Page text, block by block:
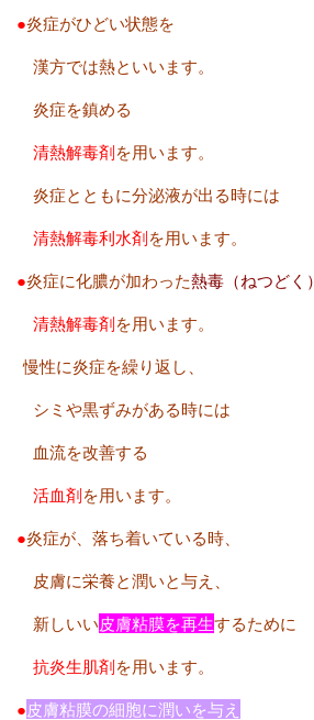
●炎症がひどい状態を
漢方では熱といいます。
炎症を鎮める
清熱解毒剤を用います。
炎症とともに分泌液が出る時には
清熱解毒利水剤を用います。
●炎症に化膿が加わった熱毒（ねつどく）
清熱解毒剤を用い ます。
慢性に炎症を繰り返し、
シミや黒ずみがある時には
血流を改善する
活血剤を用います。
●炎症が、落ち着いている時、
皮膚に栄養と潤いと与え、
新しいい皮膚粘膜を再生するために
抗炎生肌剤を用います。
●皮膚粘膜の細胞に潤いを与え